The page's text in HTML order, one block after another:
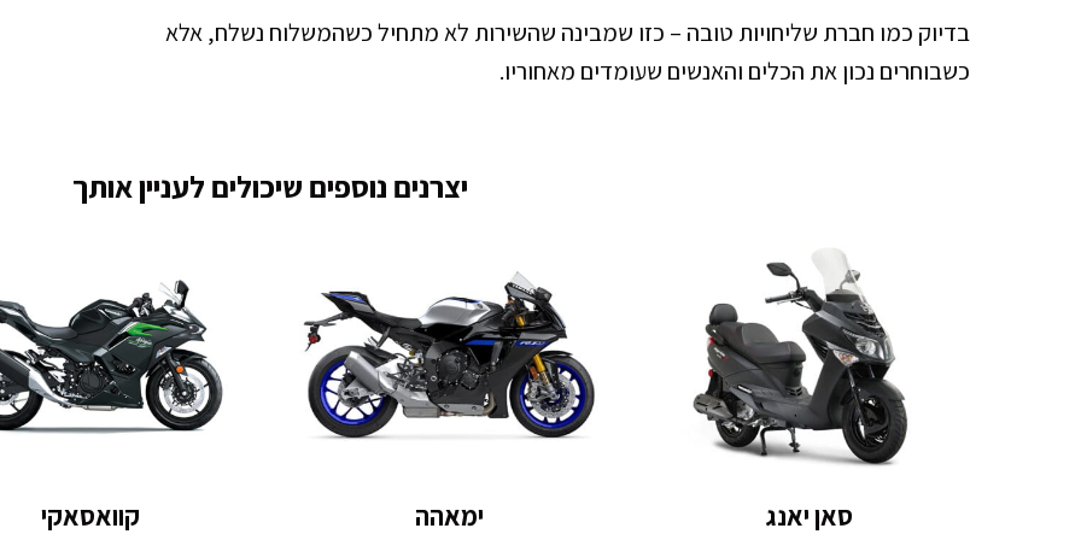
בדיוק כמו חברת שליחויות טובה – כזו שמבינה שהשירות לא מתחיל כשהמשלוח נשלח, אלא
כשבוחרים נכון את הכלים והאנשים שעומדים מאחוריו.
יצרנים נוספים שיכולים לעניין אותך
סאן יאנג ימאהה קוואסאקי